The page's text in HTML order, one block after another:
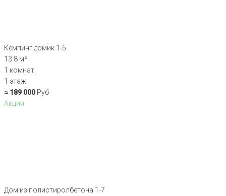
Кемпинг домик 1-5
13.8 м²
1 комнат.
1 этаж.
≈ 189 000 Руб
Акция
Дом из полистиролбетона 1-7